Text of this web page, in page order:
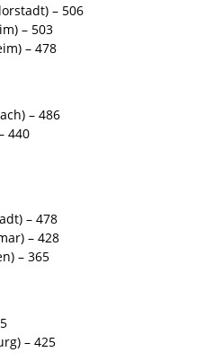
– 506
– 503
– 478
– 486
440
– 478
– 428
– 365
– 425